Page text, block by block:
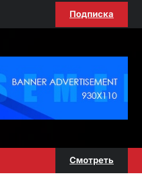
Подписка
Смотреть